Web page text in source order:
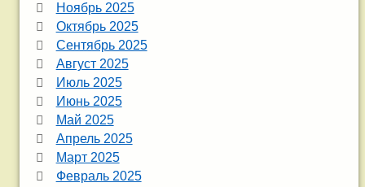
Ноябрь 2025
Октябрь 2025
Сентябрь 2025
Август 2025
Июль 2025
Июнь 2025
Май 2025
Апрель 2025
Март 2025
Февраль 2025